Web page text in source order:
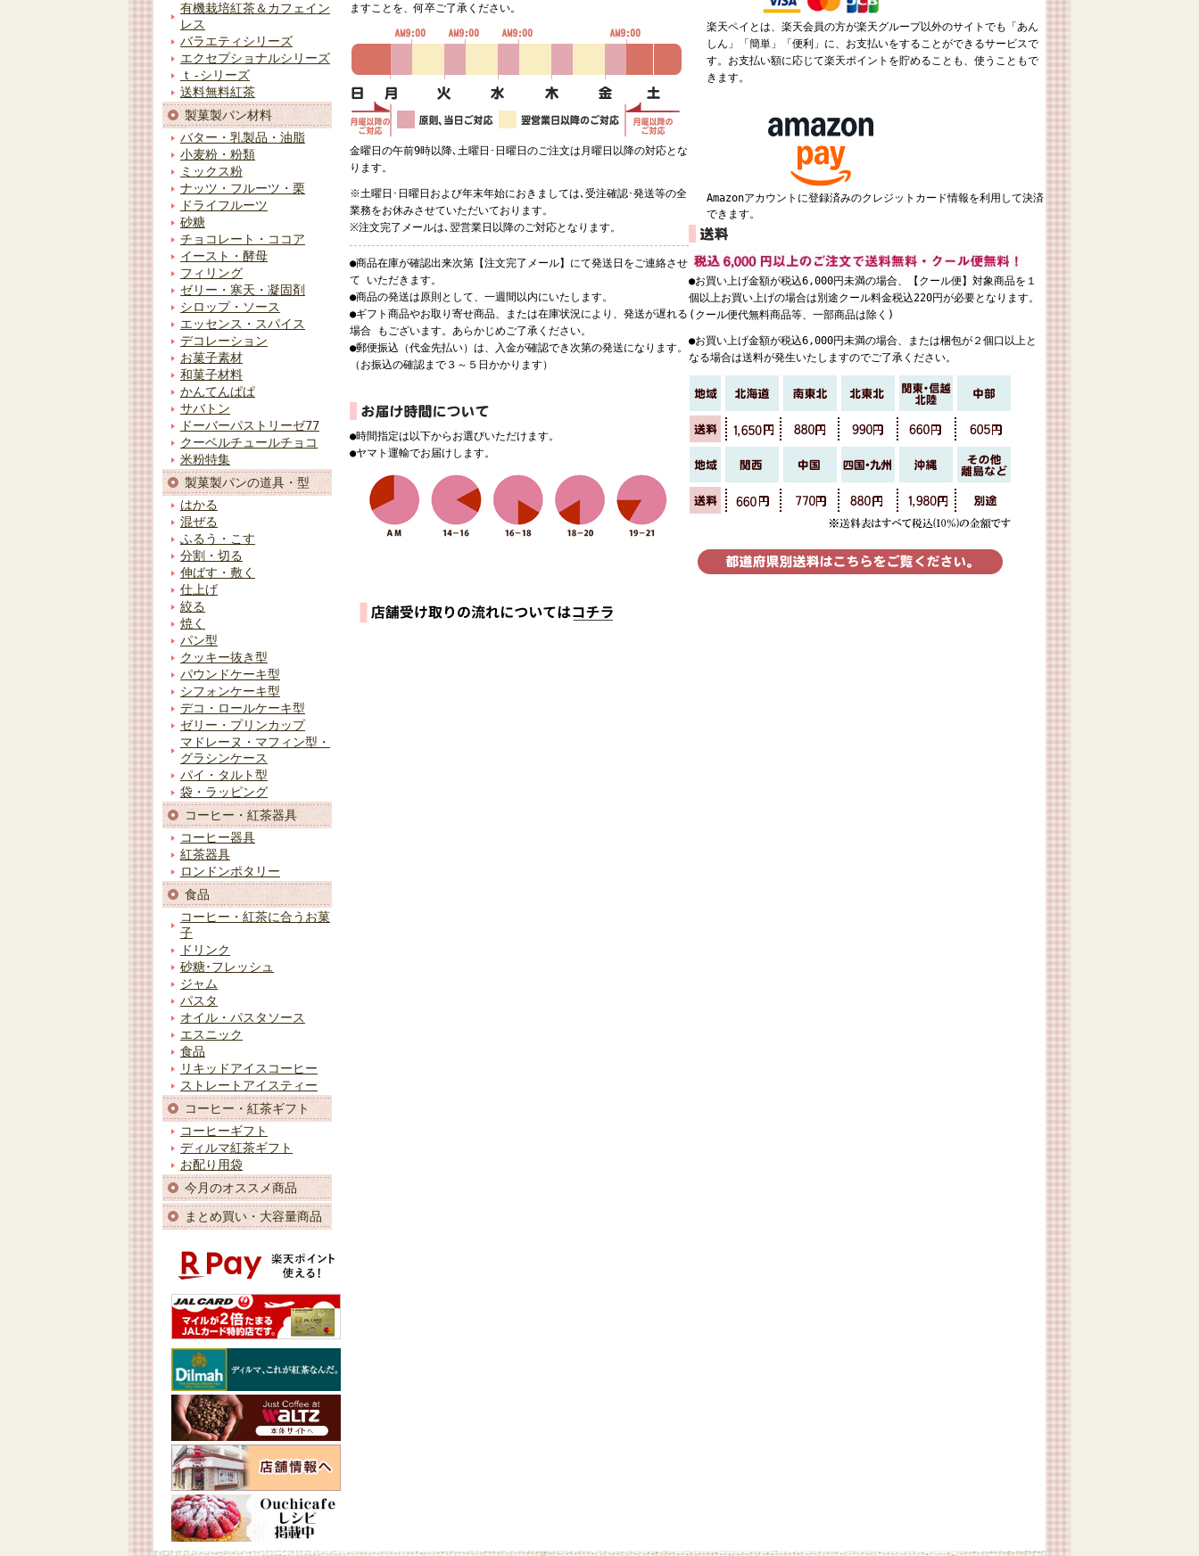
有機栽培紅茶＆カフェイン
レス
バラエティシリーズ
エクセプショナルシリーズ
ｔ-シリーズ
送料無料紅茶
製菓製パン材料
バター・乳製品・油脂
小麦粉・粉類
ミックス粉
ナッツ・フルーツ・栗
ドライフルーツ
砂糖
チョコレート・ココア
イースト・酵母
フィリング
ゼリー・寒天・凝固剤
シロップ・ソース
エッセンス・スパイス
デコレーション
お菓子素材
和菓子材料
かんてんぱぱ
サバトン
ドーバーパストリーゼ77
クーベルチュールチョコ
米粉特集
製菓製パンの道具・型
はかる
混ぜる
ふるう・こす
分割・切る
伸ばす・敷く
仕上げ
絞る
焼く
パン型
クッキー抜き型
パウンドケーキ型
シフォンケーキ型
デコ・ロールケーキ型
ゼリー・プリンカップ
マドレーヌ・マフィン型・
グラシンケース
パイ・タルト型
袋・ラッピング
コーヒー・紅茶器具
コーヒー器具
紅茶器具
ロンドンポタリー
食品
コーヒー・紅茶に合うお菓
子
ドリンク
砂糖･フレッシュ
ジャム
パスタ
オイル・パスタソース
エスニック
食品
リキッドアイスコーヒー
ストレートアイスティー
コーヒー・紅茶ギフト
コーヒーギフト
ディルマ紅茶ギフト
お配り用袋
今月のオススメ商品
まとめ買い・大容量商品
ますことを、何卒ご了承ください。
金曜日の午前9時以降､土曜日･日曜日のご注文は月曜日以降の対応とな
ります。
※土曜日･日曜日および年末年始におきましては､受注確認･発送等の全
業務をお休みさせていただいております。
※注文完了メールは､翌営業日以降のご対応となります。
●商品在庫が確認出来次第【注文完了メール】にて発送日をご連絡させ
て いただきます。
●商品の発送は原則として、一週間以内にいたします。
●ギフト商品やお取り寄せ商品、または在庫状況により、発送が遅れる
場合 もございます。あらかじめご了承ください。
●郵便振込（代金先払い）は、入金が確認でき次第の発送になります。
（お振込の確認まで３～５日かかります）
●時間指定は以下からお選びいただけます。
●ヤマト運輸でお届けします。
楽天ペイとは、楽天会員の方が楽天グループ以外のサイトでも「あん
しん」「簡単」「便利」に、お支払いをすることができるサービスで
す。お支払い額に応じて楽天ポイントを貯めることも、使うこともで
きます。
Amazonアカウントに登録済みのクレジットカード情報を利用して決済
できます。
●お買い上げ金額が税込6,000円未満の場合、【クール便】対象商品を１
個以上お買い上げの場合は別途クール料金税込220円が必要となります。
(クール便代無料商品等、一部商品は除く)
●お買い上げ金額が税込6,000円未満の場合、または梱包が２個口以上と
なる場合は送料が発生いたしますのでご了承ください。